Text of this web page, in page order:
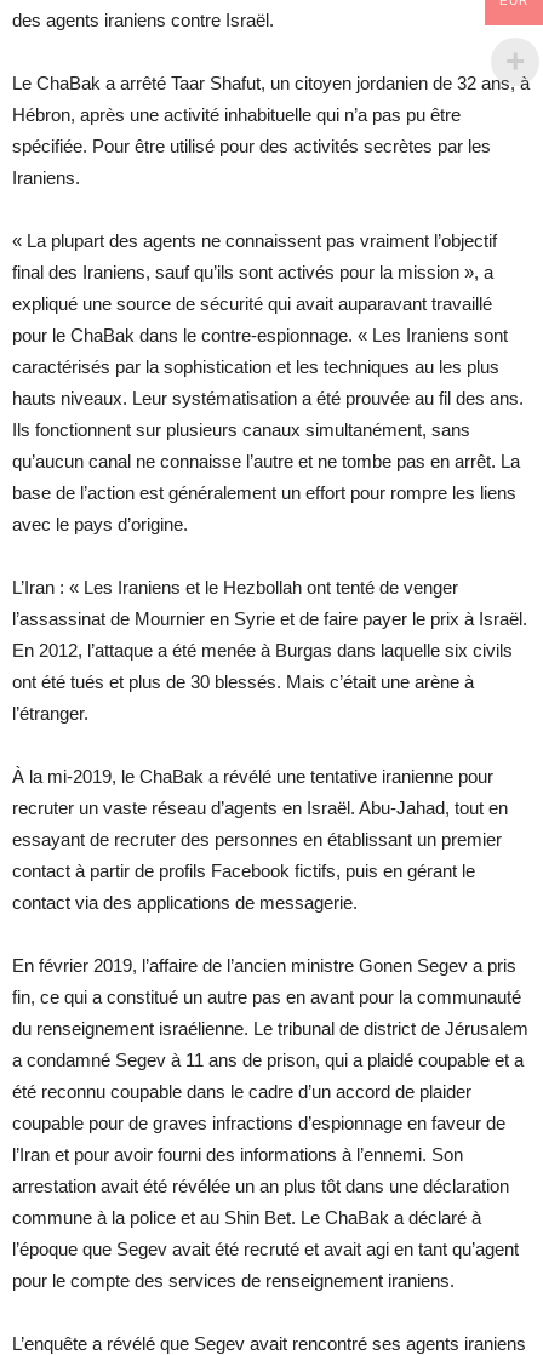
des agents iraniens contre Israël.
Le ChaBak a arrêté Taar Shafut, un citoyen jordanien de 32 ans, à
Hébron, après une activité inhabituelle qui n’a pas pu être
spécifiée. Pour être utilisé pour des activités secrètes par les
Iraniens.
« La plupart des agents ne connaissent pas vraiment l’objectif
final des Iraniens, sauf qu’ils sont activés pour la mission », a
expliqué une source de sécurité qui avait auparavant travaillé
pour le ChaBak dans le contre-espionnage. « Les Iraniens sont
caractérisés par la sophistication et les techniques au les plus
hauts niveaux. Leur systématisation a été prouvée au fil des ans.
Ils fonctionnent sur plusieurs canaux simultanément, sans
qu’aucun canal ne connaisse l’autre et ne tombe pas en arrêt. La
base de l’action est généralement un effort pour rompre les liens
avec le pays d’origine.
L’Iran : « Les Iraniens et le Hezbollah ont tenté de venger
l’assassinat de Mournier en Syrie et de faire payer le prix à Israël.
En 2012, l’attaque a été menée à Burgas dans laquelle six civils
ont été tués et plus de 30 blessés. Mais c’était une arène à
l’étranger.
À la mi-2019, le ChaBak a révélé une tentative iranienne pour
recruter un vaste réseau d’agents en Israël. Abu-Jahad, tout en
essayant de recruter des personnes en établissant un premier
contact à partir de profils Facebook fictifs, puis en gérant le
contact via des applications de messagerie.
En février 2019, l’affaire de l’ancien ministre Gonen Segev a pris
fin, ce qui a constitué un autre pas en avant pour la communauté
du renseignement israélienne. Le tribunal de district de Jérusalem
a condamné Segev à 11 ans de prison, qui a plaidé coupable et a
été reconnu coupable dans le cadre d’un accord de plaider
coupable pour de graves infractions d’espionnage en faveur de
l’Iran et pour avoir fourni des informations à l’ennemi. Son
arrestation avait été révélée un an plus tôt dans une déclaration
commune à la police et au Shin Bet. Le ChaBak a déclaré à
l’époque que Segev avait été recruté et avait agi en tant qu’agent
pour le compte des services de renseignement iraniens.
L’enquête a révélé que Segev avait rencontré ses agents iraniens